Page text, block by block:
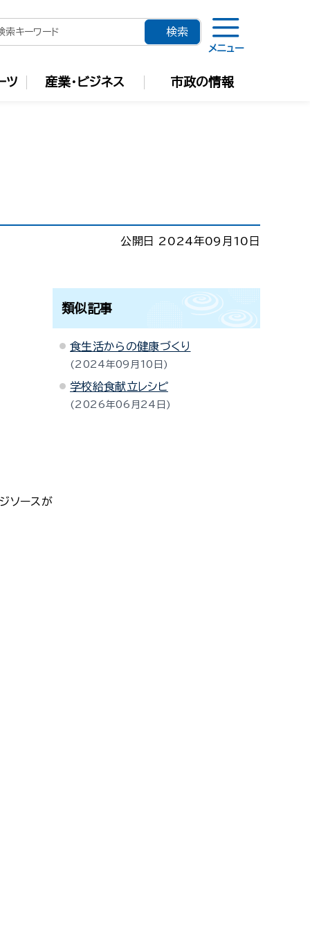
メニュー
ツ 産業・ビジネス 市政の情報
公開日 2024年09月10日
ソースが
類似記事
食生活からの健康づくり
2024年09月10日
学校給食献立レシピ
2026年06月24日